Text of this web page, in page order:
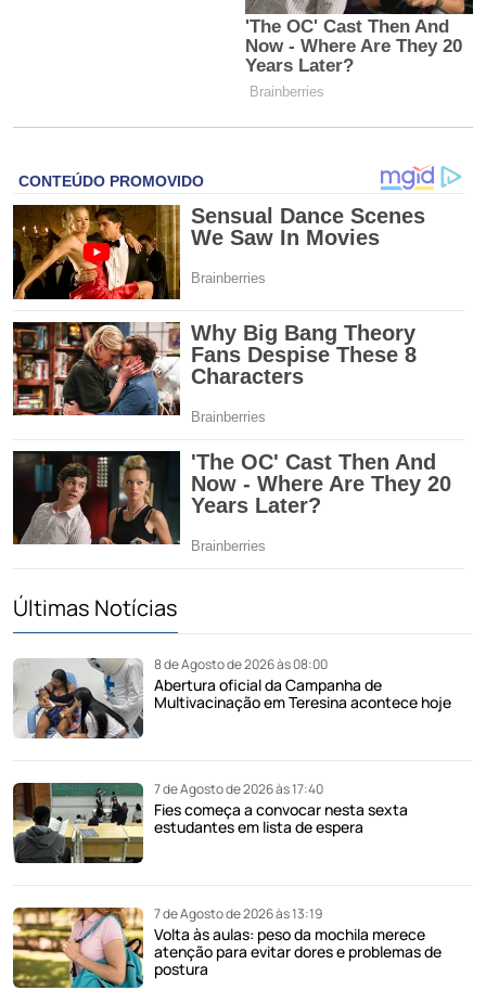
Últimas Notícias
8 de Agosto de 2026 às 08:00
Abertura oficial da Campanha de
Multivacinação em Teresina acontece hoje
7 de Agosto de 2026 às 17:40
Fies começa a convocar nesta sexta
estudantes em lista de espera
7 de Agosto de 2026 às 13:19
Volta às aulas: peso da mochila merece
atenção para evitar dores e problemas de
postura